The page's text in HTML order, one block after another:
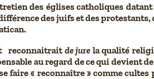
des églises catholiques datant
des juifs et des protestants,
reconnaitraitde jure la qualité
au regard de ce qui devient
faire « reconnaître » comme cultes